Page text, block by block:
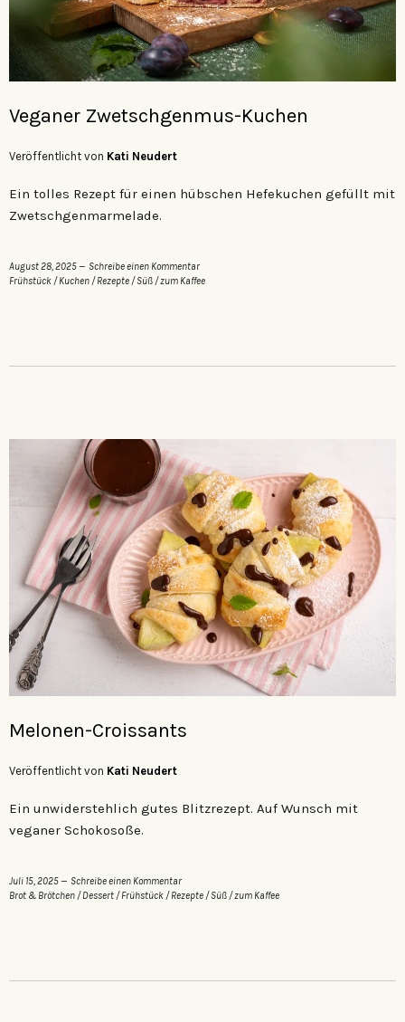
Veganer Zwetschgenmus-Kuchen
Veröffentlicht von Kati Neudert
Ein tolles Rezept für einen hübschen Hefekuchen gefüllt mit
Zwetschgenmarmelade.
August 28, 2025
Schreibe einen Kommentar
Frühstück /Kuchen /Rezepte /Süß /zum Kaffee
Melonen-Croissants
Veröffentlicht von Kati Neudert
Ein unwiderstehlich gutes Blitzrezept. Auf Wunsch mit
veganer Schokosoße.
Juli 15, 2025
Schreibe einen Kommentar
Brot & Brötchen / Dessert / Frühstück / Rezepte / Süß /zum Kaffee